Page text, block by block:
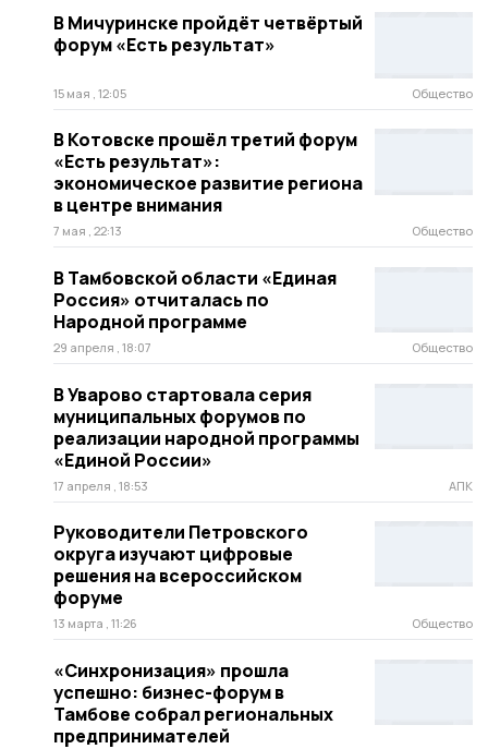
В Мичуринске пройдёт четвёртый
форум «Есть результат»
15 мая , 12:05 Общество
В Котовске прошёл третий форум
«Есть результат»:
экономическое развитие региона
в центре внимания
7 мая , 22:13 Общество
В Тамбовской области «Единая
Россия» отчиталась по
Народной программе
29 апреля , 18:07 Общество
В Уварово стартовала серия
муниципальных форумов по
реализации народной программы
«Единой России»
17 апреля , 18:53 АПК
Руководители Петровского
округа изучают цифровые
решения на всероссийском
форуме
13 марта , 11:26 Общество
«Синхронизация» прошла
успешно: бизнес-форум в
Тамбове собрал региональных
предпринимателей